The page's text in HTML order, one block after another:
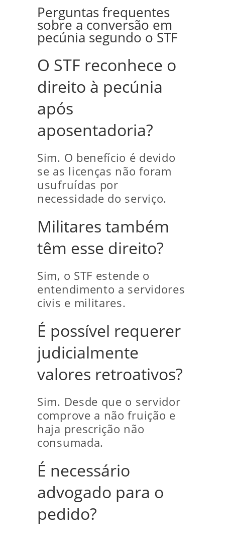
Perguntas frequentes
sobre a conversão em
pecúnia segundo o STF
O STF reconhece o
direito à pecúnia
após
aposentadoria?
Sim. O benefício é devido
se as licenças não foram
usufruídas por
necessidade do serviço.
Militares também
têm esse direito?
Sim, o STF estende o
entendimento a servidores
civis e militares.
É possível requerer
judicialmente
valores retroativos?
Sim. Desde que o servidor
comprove a não fruição e
haja prescrição não
consumada.
É necessário
advogado para o
pedido?